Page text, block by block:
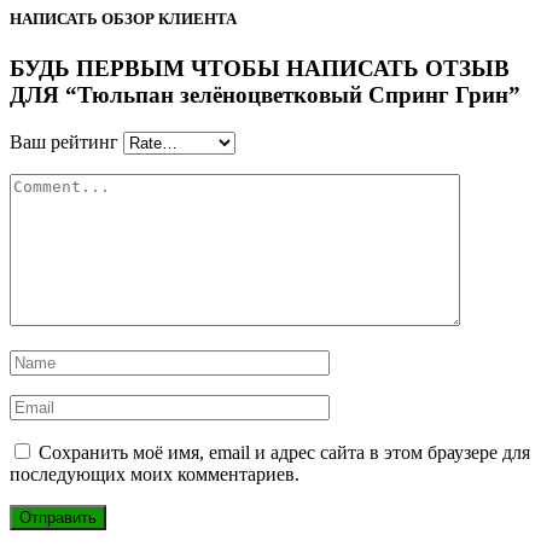
НАПИСАТЬ ОБЗОР КЛИЕНТА
БУДЬ ПЕРВЫМ ЧТОБЫ НАПИСАТЬ ОТЗЫВ
ДЛЯ “Тюльпан зелёноцветковый Спринг Грин”
Ваш рейтинг
Сохранить моё имя, email и адрес сайта в этом браузере для
последующих моих комментариев.